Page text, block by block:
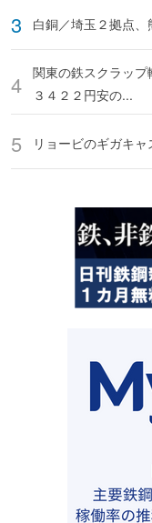
白銅／埼玉２拠点
関東の鉄スクラッ
３４２２円安の...
リョービのギガキ